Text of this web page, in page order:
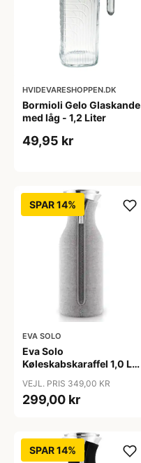
HVIDEVARESHOPPEN.DK
Bormioli Gelo Glaskande
med låg - 1,2 Liter
49,95 kr
SPAR 14%
EVA SOLO
Eva Solo
Køleskabskaraffel 1,0 L -
VEJL. PRIS 349,00 KR
299,00 kr
SPAR 14%